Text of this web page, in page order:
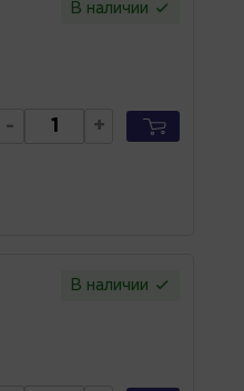
В наличии
- +
В наличии